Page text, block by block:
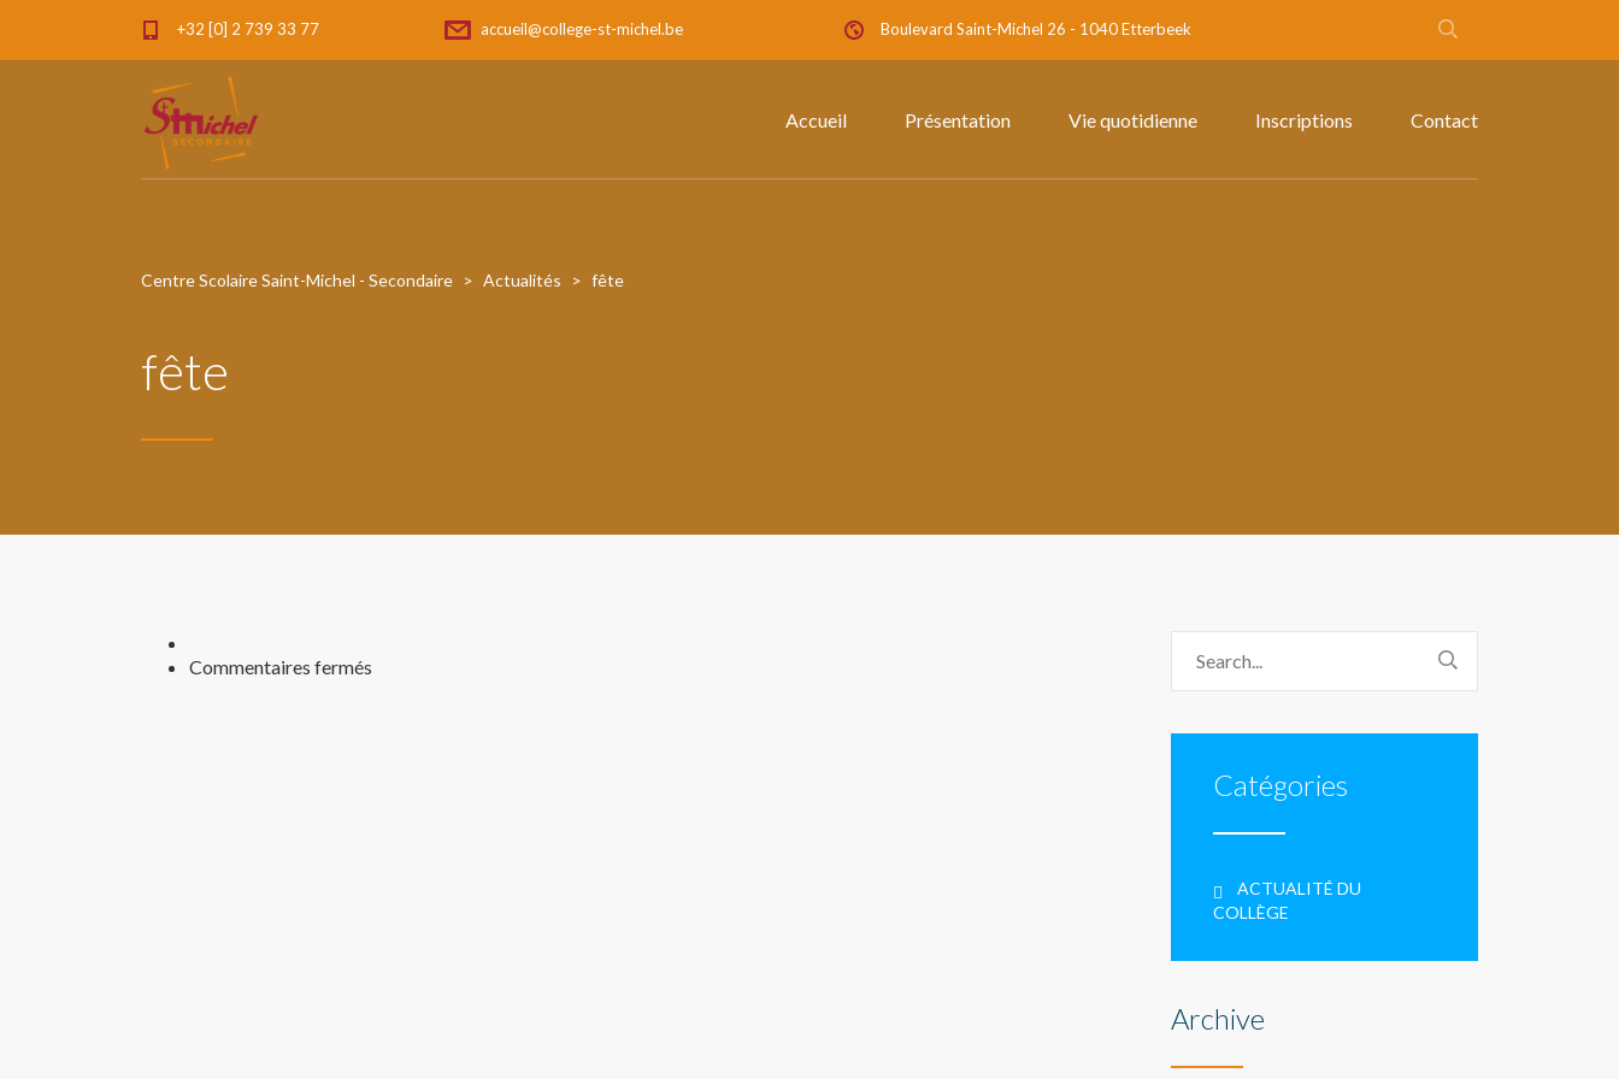
+32 [0] 2 739 33 77 accueil@college-st-michel.be Boulevard Saint-Michel 26 - 1040 Etterbeek
Accueil Présentation Vie quotidienne Inscriptions Contact
Centre Scolaire Saint-Michel - Secondaire > Actualités > fête
fête
Commentaires fermés
Catégories
ACTUALITÉ DU
COLLÈGE
Archive